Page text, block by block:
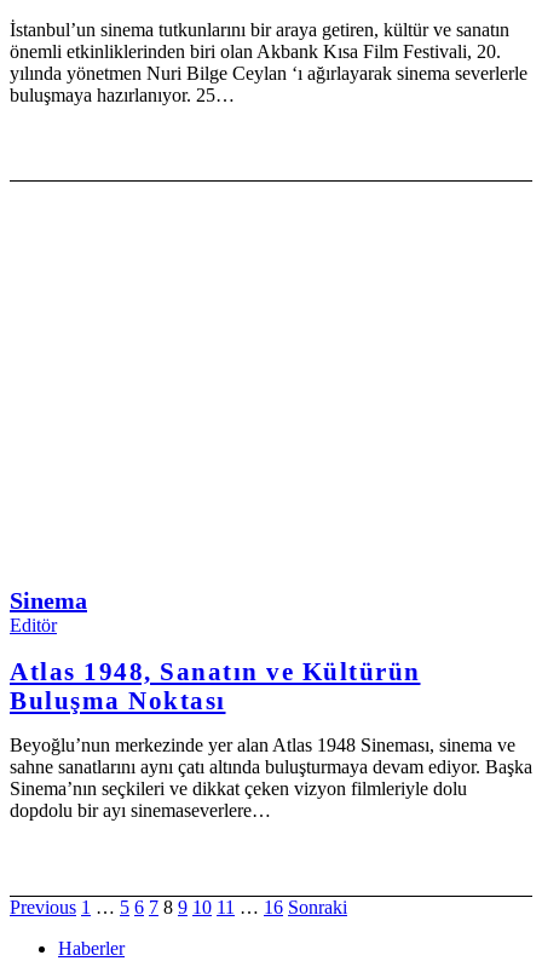
İstanbul’un sinema tutkunlarını bir araya getiren, kültür ve sanatın
önemli etkinliklerinden biri olan Akbank Kısa Film Festivali, 20.
yılında yönetmen Nuri Bilge Ceylan ‘ı ağırlayarak sinema severlerle
buluşmaya hazırlanıyor. 25…
Sinema
Editör
Atlas 1948, Sanatın ve Kültürün
Buluşma Noktası
Beyoğlu’nun merkezinde yer alan Atlas 1948 Sineması, sinema ve
sahne sanatlarını aynı çatı altında buluşturmaya devam ediyor. Başka
Sinema’nın seçkileri ve dikkat çeken vizyon filmleriyle dolu
dopdolu bir ayı sinemaseverlere…
Previous 1 … 5 6 7 8 9 10 11 … 16 Sonraki
Haberler